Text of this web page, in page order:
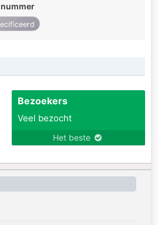
Bezoekers
Veel bezocht
Het beste